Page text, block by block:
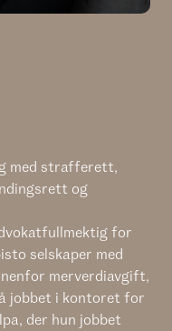
med strafferett,
og
for
selskaper med
merverdiavgift,
jobbet i kontoret for
der hun jobbet